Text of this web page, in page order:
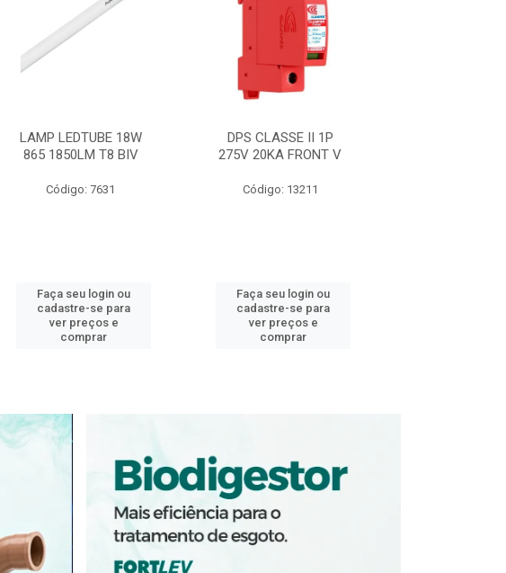
LAMP LEDTUBE 18W
865 1850LM T8 BIV
Código: 7631
Faça seu login ou
cadastre-se para
ver preços e
comprar
DPS CLASSE II 1P
275V 20KA FRONT V
Código: 13211
Faça seu login ou
cadastre-se para
ver preços e
comprar